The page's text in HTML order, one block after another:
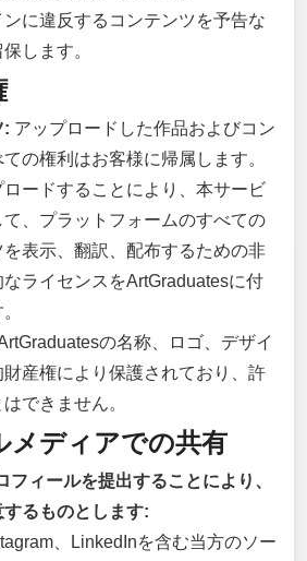
に違反するコンテンツを予告な
します。
: アップロードした作品およびコン
の権利はお客様に帰属します。
ードすることにより、本サービ
、プラットフォームのすべての
表示、翻訳、配布するための非
ライセンスをArtGraduatesに付
の名称、ロゴ、デザイ
産権により保護されており、許
できません。
メディアでの共有
ィールを提出することにより、
るものとします:
、LinkedInを含む当方のソー